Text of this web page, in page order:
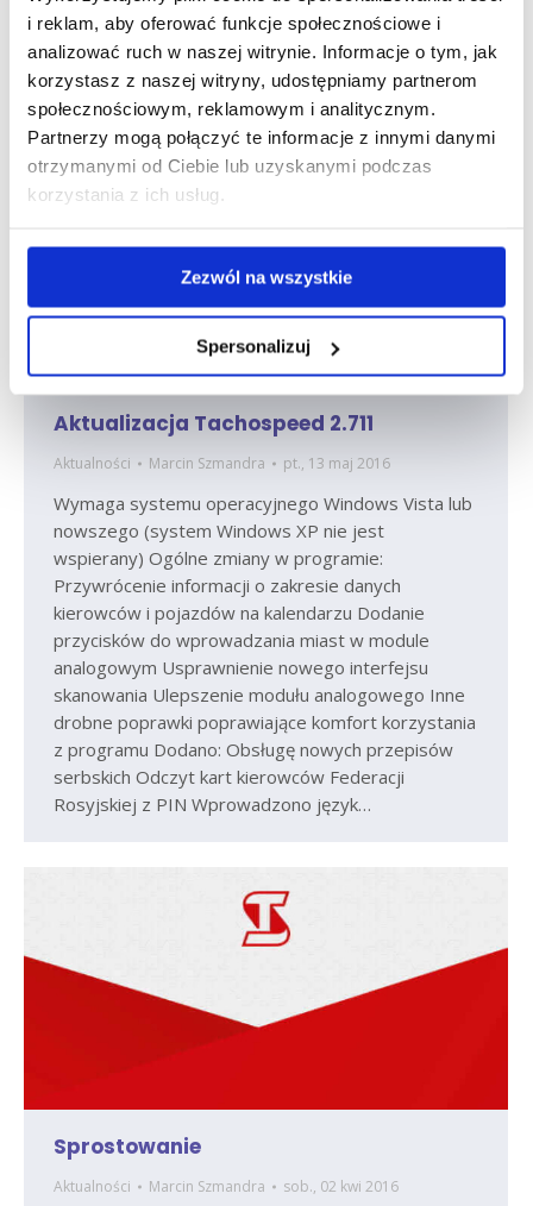
i reklam, aby oferować funkcje społecznościowe i
analizować ruch w naszej witrynie. Informacje o tym, jak
korzystasz z naszej witryny, udostępniamy partnerom
społecznościowym, reklamowym i analitycznym.
Partnerzy mogą połączyć te informacje z innymi danymi
otrzymanymi od Ciebie lub uzyskanymi podczas
korzystania z ich usług.
Zezwól na wszystkie
Spersonalizuj
https://france.trade.gov.pl/pl/aktualnosci/195102,nowe-
przepisy-dla-zagranicznych-firm-transportowych-
czasowo-delegujacych-pracownikow-do-francji.html
Aktualizacja Tachospeed 2.711
Aktualności Marcin Szmandra pt., 13 maj 2016
Wymaga systemu operacyjnego Windows Vista lub
nowszego (system Windows XP nie jest
wspierany) Ogólne zmiany w programie:
Przywrócenie informacji o zakresie danych
kierowców i pojazdów na kalendarzu Dodanie
przycisków do wprowadzania miast w module
analogowym Usprawnienie nowego interfejsu
skanowania Ulepszenie modułu analogowego Inne
drobne poprawki poprawiające komfort korzystania
z programu Dodano: Obsługę nowych przepisów
serbskich Odczyt kart kierowców Federacji
Rosyjskiej z PIN Wprowadzono język…
Sprostowanie
Aktualności Marcin Szmandra sob., 02 kwi 2016